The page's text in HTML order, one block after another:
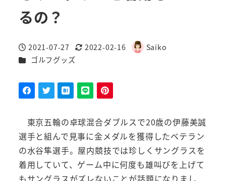
るの？
投稿日
2021-07-27
更新日
2022-02-16
著
Saiko
カテゴリー
ゴルフグッズ
東京五輪の卓球混合ダブルスで20歳の伊藤美誠
選手と組んで見事に金メダルを獲得したベテラン
の水谷隼選手。屋内競技では珍しくサングラスを
着用していて、ゲーム中に何度も雄叫びを上げて
もサングラスがズレないことが話題になりまし